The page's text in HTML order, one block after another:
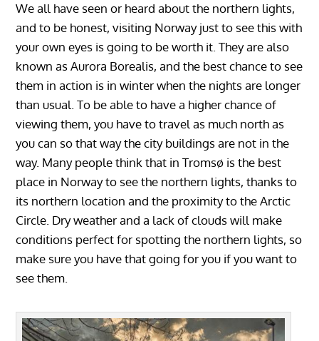
We all have seen or heard about the northern lights,
and to be honest, visiting Norway just to see this with
your own eyes is going to be worth it. They are also
known as Aurora Borealis, and the best chance to see
them in action is in winter when the nights are longer
than usual. To be able to have a higher chance of
viewing them, you have to travel as much north as
you can so that way the city buildings are not in the
way. Many people think that in Tromsø is the best
place in Norway to see the northern lights, thanks to
its northern location and the proximity to the Arctic
Circle. Dry weather and a lack of clouds will make
conditions perfect for spotting the northern lights, so
make sure you have that going for you if you want to
see them.